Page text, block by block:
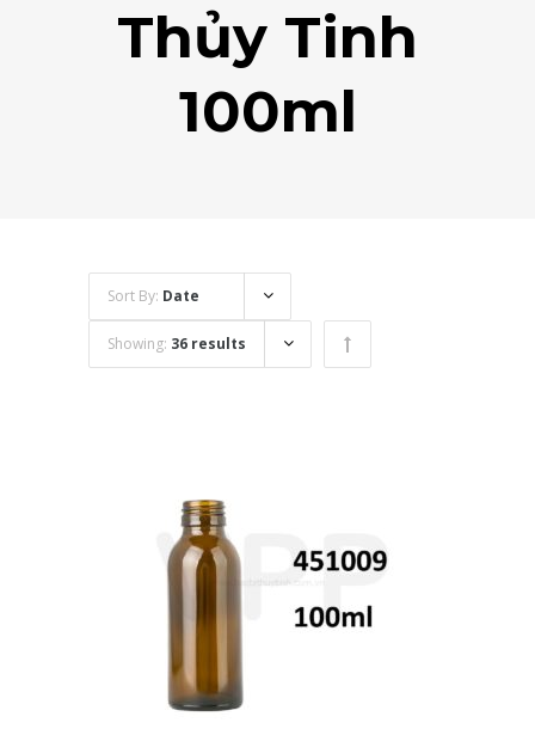
Thủy Tinh
100ml
Sort By: Date
Showing: 36 results